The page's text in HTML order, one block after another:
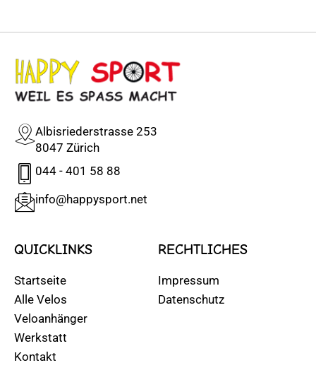
Albisriederstrasse 253
8047 Zürich
044 - 401 58 88
info@happysport.net
QUICKLINKS
Startseite
Alle Velos
Veloanhänger
Werkstatt
Kontakt
RECHTLICHES
Impressum
Datenschutz